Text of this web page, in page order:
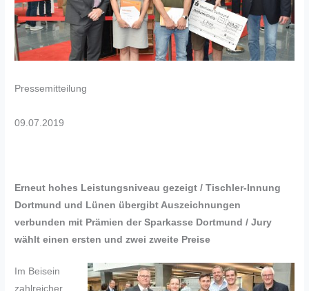
Pressemitteilung
09.07.2019
Erneut hohes Leistungsniveau gezeigt / Tischler-Innung
Dortmund und Lünen übergibt Auszeichnungen
verbunden mit Prämien der Sparkasse Dortmund / Jury
wählt einen ersten und zwei zweite Preise
Im Beisein
zahlreicher